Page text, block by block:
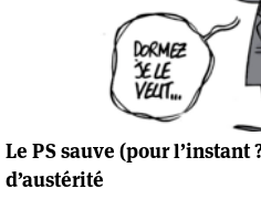
Le PS sauve (pour l’instant
d’austérité